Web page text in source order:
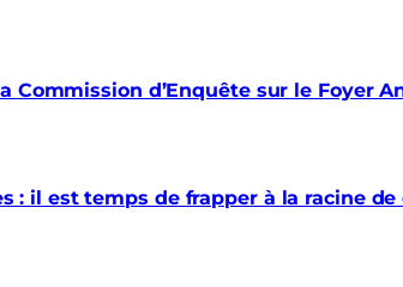
Commission d’Enquête sur le Foyer
: il est temps de frapper à la racine de